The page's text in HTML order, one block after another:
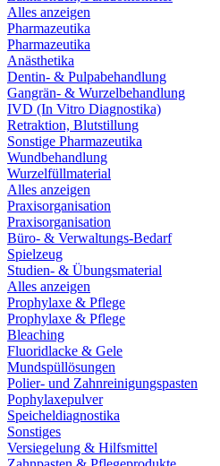
Alles anzeigen
Pharmazeutika
Pharmazeutika
Anästhetika
Dentin- & Pulpabehandlung
Gangrän- & Wurzelbehandlung
IVD (In Vitro Diagnostika)
Retraktion, Blutstillung
Sonstige Pharmazeutika
Wundbehandlung
Wurzelfüllmaterial
Alles anzeigen
Praxisorganisation
Praxisorganisation
Büro- & Verwaltungs-Bedarf
Spielzeug
Studien- & Übungsmaterial
Alles anzeigen
Prophylaxe & Pflege
Prophylaxe & Pflege
Bleaching
Fluoridlacke & Gele
Mundspüllösungen
Polier- und Zahnreinigungspasten
Pophylaxepulver
Speicheldiagnostika
Sonstiges
Versiegelung & Hilfsmittel